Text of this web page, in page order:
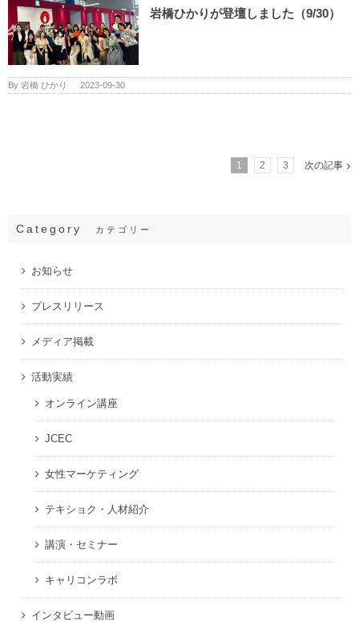
岩橋ひかりが登壇しました（9/30）
By 岩橋 ひかり 2023-09-30
1 2 3 次の記事
Category カテゴリー
お知らせ
プレスリリース
メディア掲載
活動実績
オンライン講座
JCEC
女性マーケティング
テキショク・人材紹介
講演・セミナー
キャリコンラボ
インタビュー動画